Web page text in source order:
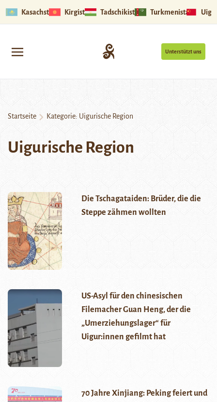
Kasachstan Kirgistan Tadschikistan Turkmenistan
Unterstützt uns
Startseite Kategorie: Uigurische Region
Uigurische Region
Die Tschagataiden: Brüder, die die
Steppe zähmen wollten
US-Asyl für den chinesischen
Filemacher Guan Heng, der die
„Umerziehungslager“ für
Uigur:innen gefilmt hat
70 Jahre Xinjiang: Peking feiert und